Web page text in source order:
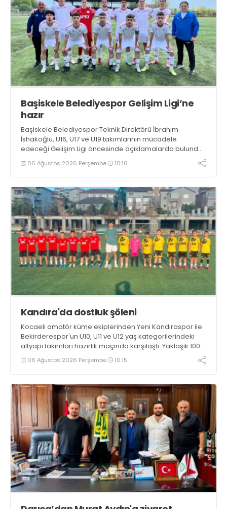
Başiskele Belediyespor Gelişim Ligi’ne
hazır
Başiskele Belediyespor Teknik Direktörü İbrahim
İshakoğlu, U16, U17 ve U19 takımlarının mücadele
edeceği Gelişim Ligi öncesinde açıklamalarda bulundu.
Genç oyuncuların gelişimine dikkat çeken İshakoğlu,
hedeflerinin sadece sonuç almak değil, Türk futboluna
06 Ağustos 2026 Perşembe 10:16
Kandıra'da dostluk şöleni
Kocaeli amatör küme ekiplerinden Yeni Kandıraspor ile
Bekirderespor'un U10, U11 ve U12 yaş kategorilerindeki
altyapı takımları hazırlık maçında karşılaştı. Yaklaşık 100
genç futbolcunun ter döktüğü maçların ardından
sporculara Kandıra'nın yöresel lezzeti mancarlı pide ve
06 Ağustos 2026 Perşembe 10:15